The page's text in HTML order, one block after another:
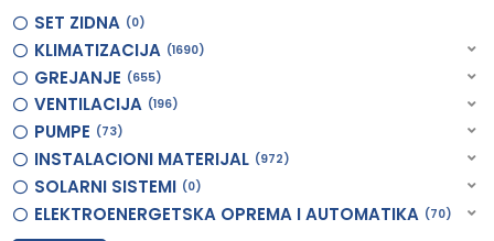
SET ZIDNA 0
KLIMATIZACIJA 1690
GREJANJE 655
VENTILACIJA 196
PUMPE 73
INSTALACIONI MATERIJAL 972
SOLARNI SISTEMI 0
ELEKTROENERGETSKA OPREMA I AUTOMATIKA 70